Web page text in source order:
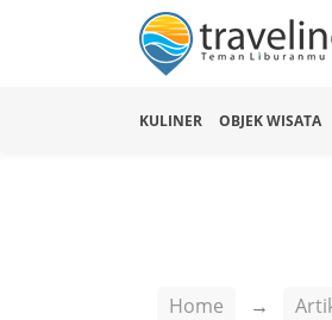
KULINER OBJEK WISATA
Home